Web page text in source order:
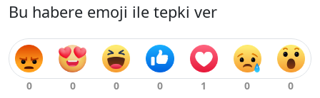
Bu habere emoji ile tepki ver